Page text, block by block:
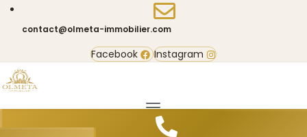
contact@olmeta-immobilier.com
Facebook Instagram